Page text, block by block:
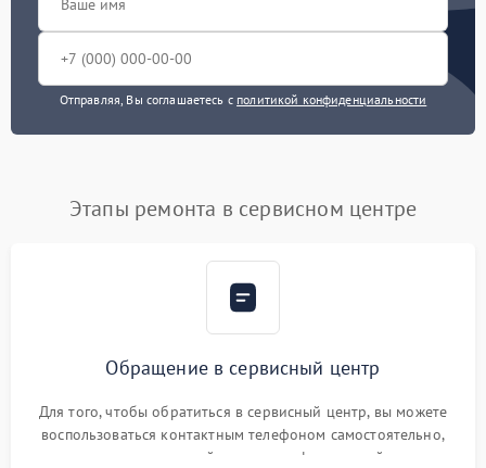
Отправляя, Вы соглашаетесь с политикой конфиденциальности
Этапы ремонта в сервисном центре
Обращение в сервисный центр
Для того, чтобы обратиться в сервисный центр, вы можете
воспользоваться контактным телефоном самостоятельно,
или оставить свой номер телефона на сайте